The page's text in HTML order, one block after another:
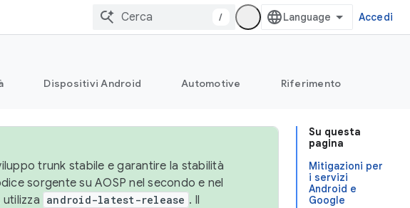
/ Accedi
Dispositivi Android Automotive Riferimento
Su questa
pagina
Mitigazioni per
i servizi
Android e
Google
trunk stabile e garantire la stabilità
sorgente su AOSP nel secondo e nel
android-latest-release . Il